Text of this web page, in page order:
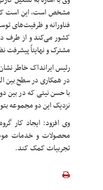
مشخص است، این است که
فناورانه و ظرفیت‌های
مشترک و نهایتاً پیشرفت
رئیس ایرانداک خاطر
در همکاری در سطح بین
با حسن نیتی که در بین
نزدیک این دو مجموعه
وی افزود: ایجاد کار
محصولات و خدمات
تجربیات کمک کند.